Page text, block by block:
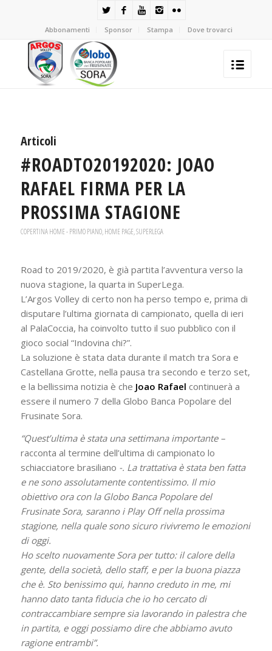
Abbonamenti Sponsor Stampa Dove trovarci
Articoli
#ROADTO20192020: JOAO
RAFAEL FIRMA PER LA
PROSSIMA STAGIONE
COPERTINA HOME - PRIMO PIANO,HOME PAGE,SUPERLEGA
Road to 2019/2020, è già partita l’avventura verso la
nuova stagione, la quarta in SuperLega.
L’Argos Volley di certo non ha perso tempo e, prima di
disputare l’ultima giornata di campionato, quella di ieri
al PalaCoccia, ha coinvolto tutto il suo pubblico con il
gioco social “Indovina chi?”.
La soluzione è stata data durante il match tra Sora e
Castellana Grotte, nella pausa tra secondo e terzo set,
e la bellissima notizia è che Joao Rafael continuerà a
essere il numero 7 della Globo Banca Popolare del
Frusinate Sora.
“Quest’ultima è stata una settimana importante –
racconta al termine dell’ultima di campionato lo
schiacciatore brasiliano -. La trattativa è stata ben fatta
e ne sono assolutamente contentissimo. Il mio
obiettivo ora con la Globo Banca Popolare del
Frusinate Sora, saranno i Play Off nella prossima
stagione, nella quale sono sicuro rivivremo le emozioni
di oggi.
Ho scelto nuovamente Sora per tutto: il calore della
gente, della società, dello staff, e per la buona piazza
che è. Sto benissimo qui, hanno creduto in me, mi
hanno dato tanta fiducia che io ho cercato di
contraccambiare sempre sia lavorando in palestra che
in partita, e oggi possiamo dire che abbiamo avuto
ragione entrambi”.